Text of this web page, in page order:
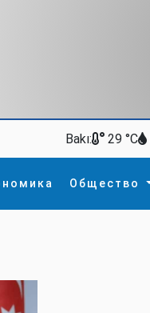
Bakı: 29 °C
Общество
Наука